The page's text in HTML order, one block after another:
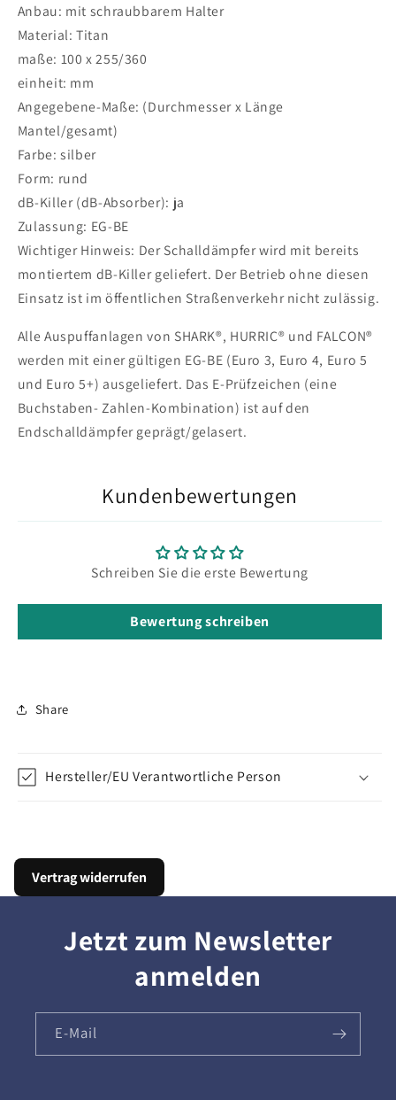
Anbau: mit schraubbarem Halter
Material: Titan
maße: 100 x 255/360
einheit: mm
Angegebene-Maße: (Durchmesser x Länge
Mantel/gesamt)
Farbe: silber
Form: rund
dB-Killer (dB-Absorber): ja
Zulassung: EG-BE
Wichtiger Hinweis: Der Schalldämpfer wird mit bereits
montiertem dB-Killer geliefert. Der Betrieb ohne diesen
Einsatz ist im öffentlichen Straßenverkehr nicht zulässig.
Alle Auspuffanlagen von SHARK®, HURRIC® und FALCON®
werden mit einer gültigen EG-BE (Euro 3, Euro 4, Euro 5
und Euro 5+) ausgeliefert. Das E-Prüfzeichen (eine
Buchstaben- Zahlen-Kombination) ist auf den
Endschalldämpfer geprägt/gelasert.
Kundenbewertungen
Schreiben Sie die erste Bewertung
Bewertung schreiben
Share
Hersteller/EU Verantwortliche Person
Vertrag widerrufen
Jetzt zum Newsletter
anmelden
E-Mail